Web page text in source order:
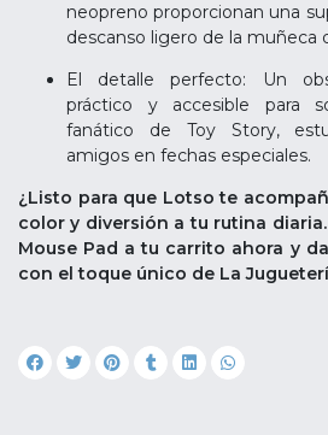
neopreno proporcionan una
descanso ligero de la muñeca
El detalle perfecto: Un
práctico y accesible para
fanático de Toy Story,
amigos en fechas especiales.
¿Listo para que Lotso te
color y diversión a tu rutina
Mouse Pad a tu carrito ahora y
con el toque único de La